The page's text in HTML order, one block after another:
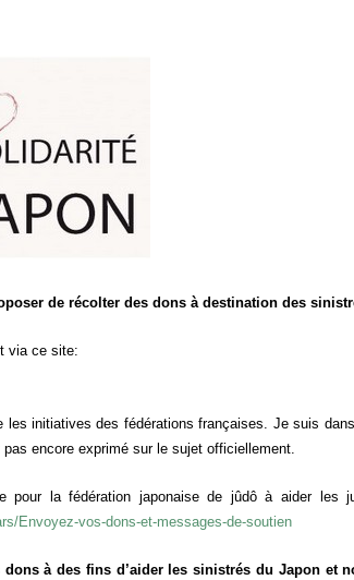
de récolter des dons à destination des
via ce site:
initiatives des fédérations françaises. Je suis dans
encore exprimé sur le sujet officiellement.
pour la fédération japonaise de jûdô à aider les
Envoyez-vos-dons-et-messages-de-soutien
à des fins d’aider les sinistrés du Japon et